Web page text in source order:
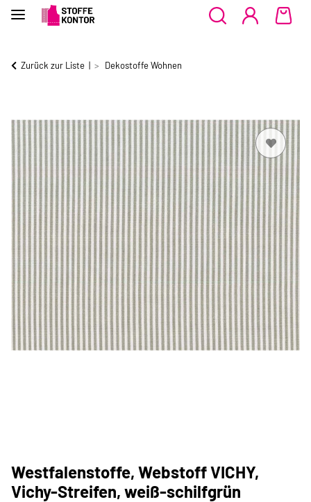
Zurück zur Liste Dekostoffe Wohnen
Westfalenstoffe, Webstoff VICHY,
Vichy-Streifen, weiß-schilfgrün